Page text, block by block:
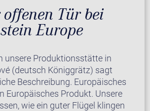
offenen Tür bei
Europe
unsere Produktionsstätte in
(deutsch Königgrätz) sagt
Beschreibung. Europäisches
Europäisches Produkt. Unsere
wie ein guter Flügel klingen